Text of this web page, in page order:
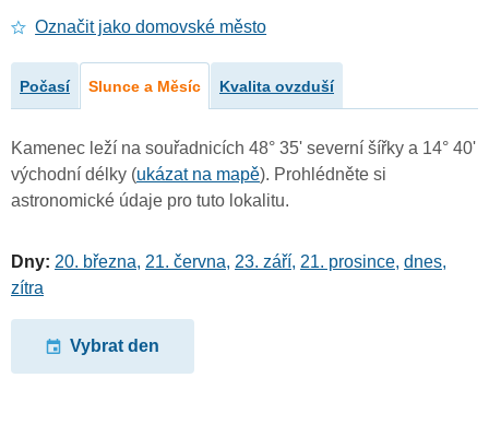
Označit jako domovské město
Počasí Slunce a Měsíc Kvalita ovzduší
Kamenec leží na souřadnicích 48° 35' severní šířky a 14° 40'
východní délky (ukázat na mapě). Prohlédněte si
astronomické údaje pro tuto lokalitu.
Dny: 20. března, 21. června, 23. září, 21. prosince, dnes,
zítra
Vybrat den